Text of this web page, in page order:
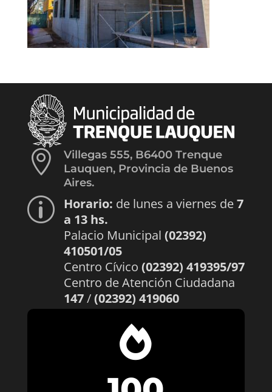

Villegas 555, B6400 Trenque
Lauquen, Provincia de Buenos
Aires.
p Horario: de lunes a viernes de7
a 13 hs.
Palacio Municipal (02392)
410501/05
Centro Cívico (02392) 419395/97
Centro de Atención Ciudadana
147/(02392) 419060
